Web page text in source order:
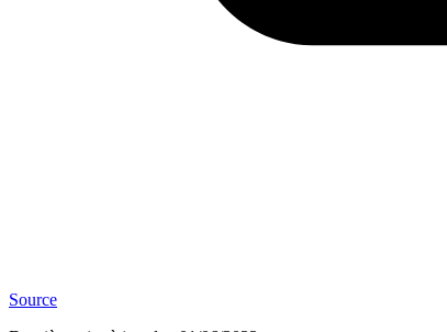
Source